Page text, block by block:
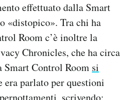
effettuato dalla Smart
«distopico». Tra chi ha
Room c’è inoltre la
Chronicles, che ha circa
Control Room si
era parlato per questioni